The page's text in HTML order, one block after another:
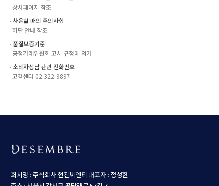
상세페이지 참조
ㆍ사용할 때의 주의사항
하단 안내 참조
ㆍ품질보증기준
공정거래위원회 고시 규정에 의거
ㆍ소비자상담 관련 전화번호
고객센터 02-322-9897
회사명 : 주식회사 현진씨엔티 대표자 : 정성한